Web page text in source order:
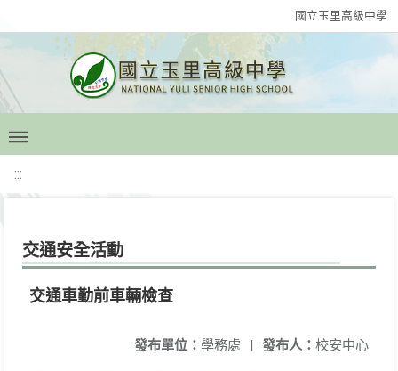
國立玉里高級中學
:::
交通安全活動
交通車勤前車輛檢查
發布人： 校安中心
發布單位： 學務處 |